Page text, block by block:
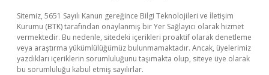
Sitemiz, 5651 Sayılı Kanun gereğince Bilgi Teknolojileri ve İletişim
Kurumu (BTK) tarafından onaylanmış bir Yer Sağlayıcı olarak hizmet
vermektedir. Bu nedenle, sitedeki içerikleri proaktif olarak denetleme
veya araştırma yükümlülüğümüz bulunmamaktadır. Ancak, üyelerimiz
yazdıkları içeriklerin sorumluluğunu taşımakta olup, siteye üye olarak
bu sorumluluğu kabul etmiş sayılırlar.